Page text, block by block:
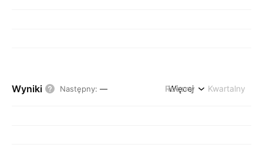
Wyniki Następny: — Roczny Kwartalny
Więcej